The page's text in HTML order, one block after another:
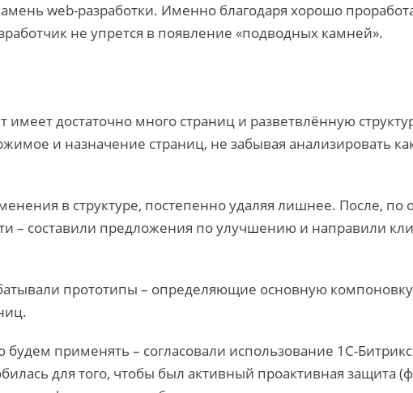
web-разработки. Именно благодаря хорошо
не упрется в появление «подводных камней».
достаточно много страниц и разветвлённую
и назначение страниц, не забывая анализировать
в структуре, постепенно удаляя лишнее. После, по
– составили предложения по улучшению и направили
прототипы – определяющие основную
применять – согласовали использование 1С-
для того, чтобы был активный проактивная защита